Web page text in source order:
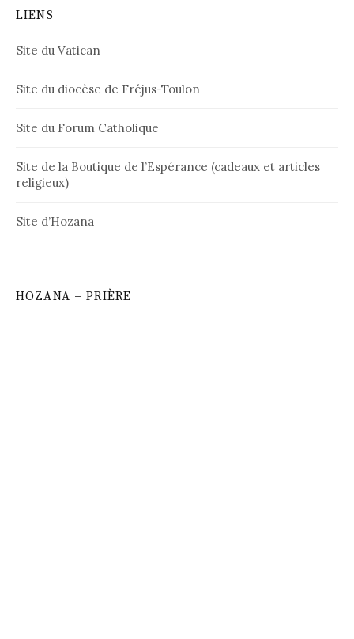
LIENS
Site du Vatican
Site du diocèse de Fréjus-Toulon
Site du Forum Catholique
Site de la Boutique de l’Espérance (cadeaux et articles
religieux)
Site d’Hozana
HOZANA – PRIÈRE